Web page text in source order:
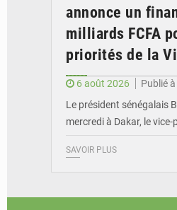
annonce un
milliards FCFA
priorités de la
6 août 2026
Publié
Le président sénégalais
mercredi à Dakar, le
SAVOIR PLUS